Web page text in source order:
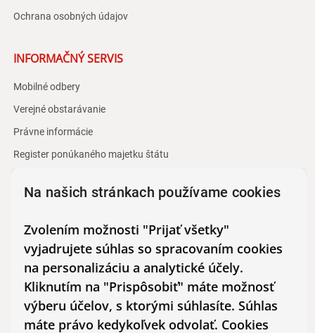
Na našich stránkach používame cookies
Zvolením možnosti "Prijať všetky"
vyjadrujete súhlas so spracovaním cookies
na personalizáciu a analytické účely.
Kliknutím na "Prispôsobiť" máte možnosť
výberu účelov, s ktorými súhlasíte. Súhlas
máte právo kedykoľvek odvolať. Cookies
Ochrana osobných údajov
INFORMAČNÝ SERVIS
Mobilné odbery
Verejné obstarávanie
Právne informácie
Register ponúkaného majetku štátu
Vyhlásenie o prístupnosti
KONTAKT
Riaditeľstvo
Odberné centrá
Expedícia transfúznych liekov